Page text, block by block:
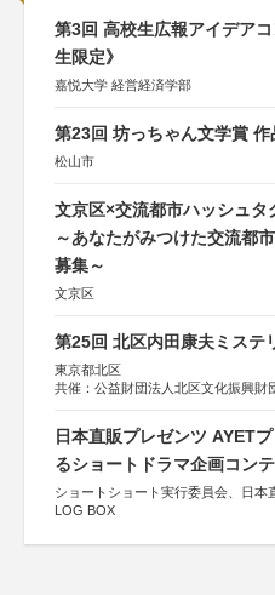
第3回 高校生広報アイデア
生限定》
嘉悦大学 経営経済学部
第23回 坊っちゃん文学賞 作
松山市
文京区×交流都市ハッシュタ
～あなたがみつけた交流都
募集～
文京区
第25回 北区内田康夫ミステ
東京都北区
共催：公益財団法人北区文化振興財
協賛：株式会社実業之日本社
日本直販プレゼンツ AYET
るショートドラマ企画コン
ショートショート実行委員会、日本
LOG BOX